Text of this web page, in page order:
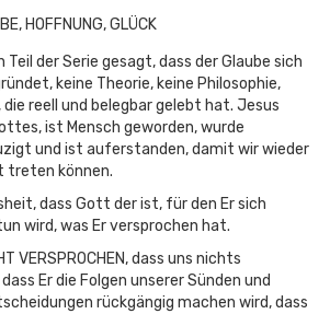
HOFFNUNG, GLÜCK
Teil der Serie gesagt, dass der Glaube sich
keine Theorie, keine Philosophie,
die reell und belegbar gelebt hat. Jesus
ist Mensch geworden, wurde
und ist auferstanden, damit wir wieder
treten können.
dass Gott der ist, für den Er sich
wird, was Er versprochen hat.
VERSPROCHEN, dass uns nichts
Er die Folgen unserer Sünden und
rückgängig machen wird, dass